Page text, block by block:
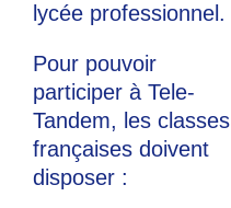
lycée professionnel.
Pour pouvoir
participer à Tele-
Tandem, les classes
françaises doivent
disposer :